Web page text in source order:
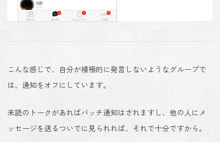
こんな感じで、自分が積極的に発言しないようなグループで
は、通知をオフにしています。
未読のトークがあればバッチ通知はされますし、他の人にメ
ッセージを送るついでに見られれば、それで十分ですから。